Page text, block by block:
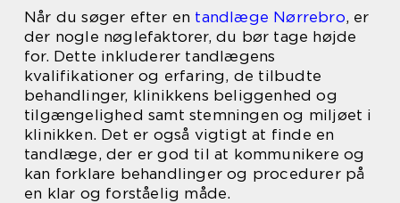
Når du søger efter en tandlæge Nørrebro, er
der nogle nøglefaktorer, du bør tage højde
for. Dette inkluderer tandlægens
kvalifikationer og erfaring, de tilbudte
behandlinger, klinikkens beliggenhed og
tilgængelighed samt stemningen og miljøet i
klinikken. Det er også vigtigt at finde en
tandlæge, der er god til at kommunikere og
kan forklare behandlinger og procedurer på
en klar og forståelig måde.